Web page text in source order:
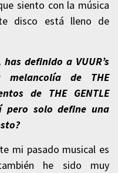
siento con la música
disco está lleno de
definido a VUUR’s
de THE
de THE GENTLE
pero solo define una
mi pasado musical es
he sido muy